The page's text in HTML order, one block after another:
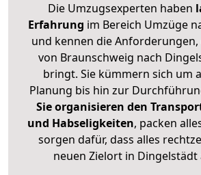
Die Umzugsexperten haben
Erfahrung im Bereich Umzüge
und kennen die Anforderungen,
von Braunschweig nach
bringt. Sie kümmern sich um
Planung bis hin zur
Sie organisieren den
und Habseligkeiten, packen
sorgen dafür, dass alles
neuen Zielort in